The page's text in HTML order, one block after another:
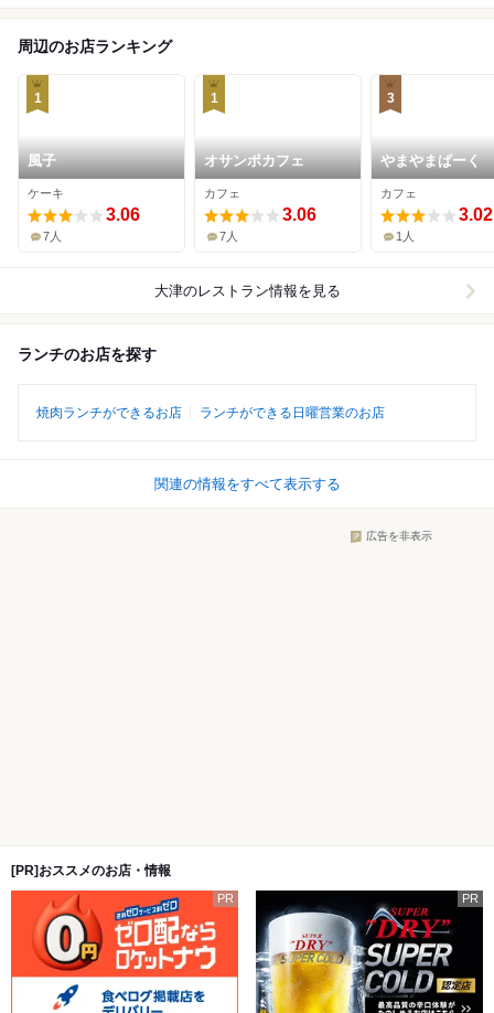
周辺のお店ランキング
1
風子
ケーキ
3.06
7人
1
オサンポカフェ
カフェ
3.06
7人
3
やまやまぱーく
カフェ
3.02
1人
大津のレストラン情報を見る
ランチのお店を探す
焼肉ランチができるお店 ランチができる日曜営業のお店
関連の情報をすべて表示する
広告を非表示
[PR]おススメのお店・情報
PR PR